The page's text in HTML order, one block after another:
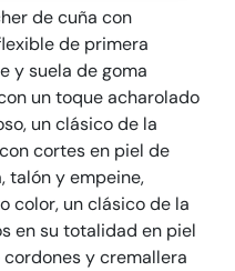
de cuña con
de primera
y suela de goma
un toque acharolado
un clásico de la
cortes en piel de
talón y empeine,
color, un clásico de la
en su totalidad en piel
y cremallera